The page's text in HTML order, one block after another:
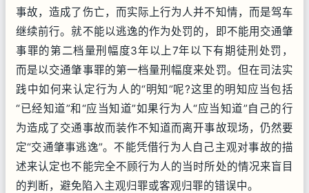
事故，造成了伤亡，而实际上行为人并不知情，而是驾车
继续前行。就不能以逃逸的作为处罚的，即不能用交通肇
事罪的第二档量刑幅度3年以上7年以下有期徒刑处罚，
而是以交通肇事罪的第一档量刑幅度来处罚。但在司法实
践中如何来认定行为人的“明知”呢?这里的明知应当包括
“已经知道”和“应当知道”如果行为人“应当知道”自己的行
为造成了交通事故而装作不知道而离开事故现场，仍然要
定“交通肇事逃逸”。不能凭借行为人自己主观对事故的描
述来认定也不能完全不顾行为人的当时所处的情况来盲目
的判断，避免陷入主观归罪或客观归罪的错误中。